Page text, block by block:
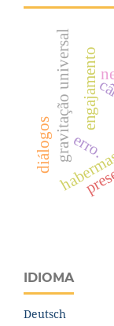
gravitação universalengajamento
erro.
diálogos
IDIOMA
Deutsch